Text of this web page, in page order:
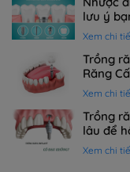
lưu ý
Xem chi
Trồng
Răng
Xem chi
Trồng
lâu để
Xem chi